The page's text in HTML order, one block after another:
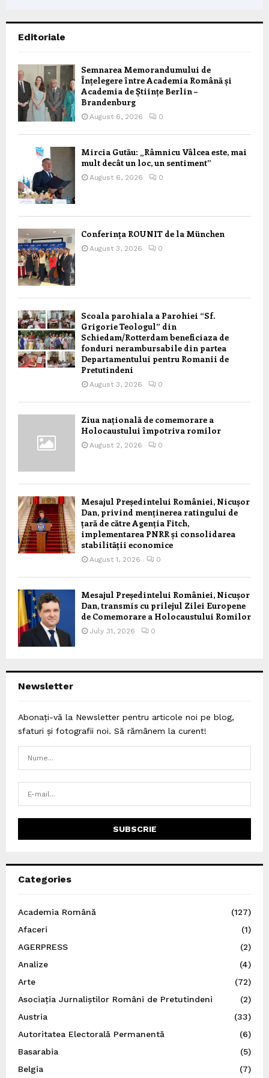
Editoriale
Semnarea Memorandumului de
Înțelegere între Academia Română și
Academia de Științe Berlin –
Brandenburg
August 6, 2026 0
Mircia Gutău: „Râmnicu Vâlcea este, mai
mult decât un loc, un sentiment”
August 6, 2026 0
Conferința ROUNIT de la München
August 3, 2026 0
Scoala parohiala a Parohiei “Sf.
Grigorie Teologul” din
Schiedam/Rotterdam beneficiaza de
fonduri nerambursabile din partea
Departamentului pentru Romanii de
Pretutindeni
August 3, 2026 0
Ziua națională de comemorare a
Holocaustului împotriva romilor
August 2, 2026 0
Mesajul Președintelui României, Nicușor
Dan, privind menținerea ratingului de
țară de către Agenția Fitch,
implementarea PNRR și consolidarea
stabilității economice
August 1, 2026 0
Mesajul Președintelui României, Nicușor
Dan, transmis cu prilejul Zilei Europene
de Comemorare a Holocaustului Romilor
July 31, 2026 0
Newsletter
Abonați-vă la Newsletter pentru articole noi pe blog,
sfaturi și fotografii noi. Să rămânem la curent!
Categories
Academia Română
(127)
Afaceri
(1)
AGERPRESS
(2)
Analize
(4)
Arte
(72)
Asociația Jurnaliștilor Români de Pretutindeni
(2)
Austria
(33)
Autoritatea Electorală Permanentă
(6)
Basarabia
(5)
Belgia
(7)